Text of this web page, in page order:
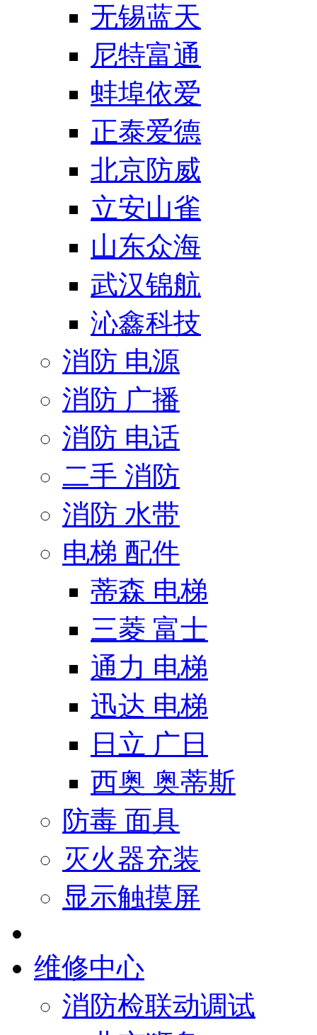
无锡蓝天
尼特富通
蚌埠依爱
正泰爱德
北京防威
立安山雀
山东众海
武汉锦航
沁鑫科技
消防 电源
消防 广播
消防 电话
二手 消防
消防 水带
电梯 配件
蒂森 电梯
三菱 富士
通力 电梯
迅达 电梯
日立 广日
西奥 奥蒂斯
防毒 面具
灭火器充装
显示触摸屏
维修中心
消防检联动调试